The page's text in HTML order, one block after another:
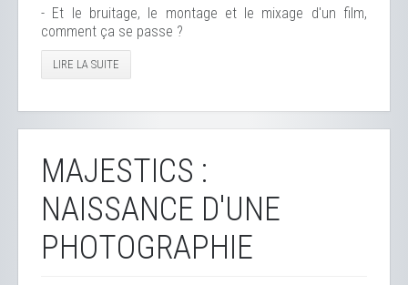
- Et le bruitage, le montage et le mixage d'un film,
comment ça se passe ?
LIRE LA SUITE
MAJESTICS :
NAISSANCE D'UNE
PHOTOGRAPHIE